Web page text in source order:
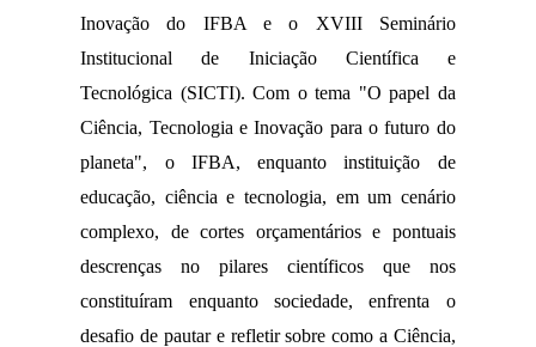
Inovação do IFBA e o XVIII Seminário
Institucional de Iniciação Científica e
Tecnológica (SICTI). Com o tema "O papel da
Ciência, Tecnologia e Inovação para o futuro do
planeta", o IFBA, enquanto instituição de
educação, ciência e tecnologia, em um cenário
complexo, de cortes orçamentários e pontuais
descrenças no pilares científicos que nos
constituíram enquanto sociedade, enfrenta o
desafio de pautar e refletir sobre como a Ciência,